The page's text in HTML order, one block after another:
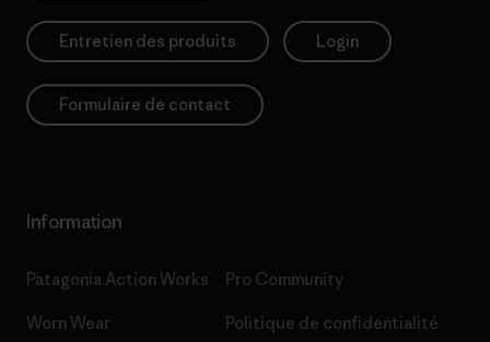
Entretien des produits Login
Formulaire de contact
Information
Patagonia Action Works
Worn Wear
Pro Community
Politique de confidentialité